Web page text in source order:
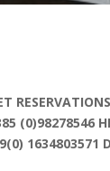
(0)98278546
1634803571